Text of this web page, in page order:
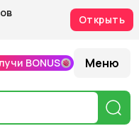
Открыть
BONUS Меню